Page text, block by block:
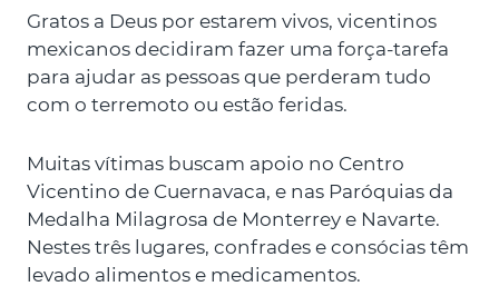
Gratos a Deus por estarem vivos, vicentinos
mexicanos decidiram fazer uma força-tarefa
para ajudar as pessoas que perderam tudo
com o terremoto ou estão feridas.
Muitas vítimas buscam apoio no Centro
Vicentino de Cuernavaca, e nas Paróquias da
Medalha Milagrosa de Monterrey e Navarte.
Nestes três lugares, confrades e consócias têm
levado alimentos e medicamentos.